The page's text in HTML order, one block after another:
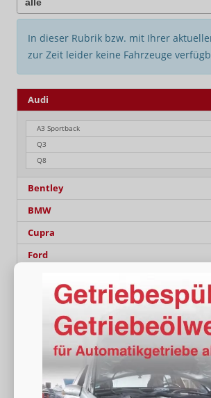
In dieser Rubrik bzw. mit Ihrer
zur Zeit leider keine Fahrzeuge
Audi
A3 Sportback
Q3
Q8
Bentley
BMW
Cupra
Ford
Mercedes Benz
Volkswagen